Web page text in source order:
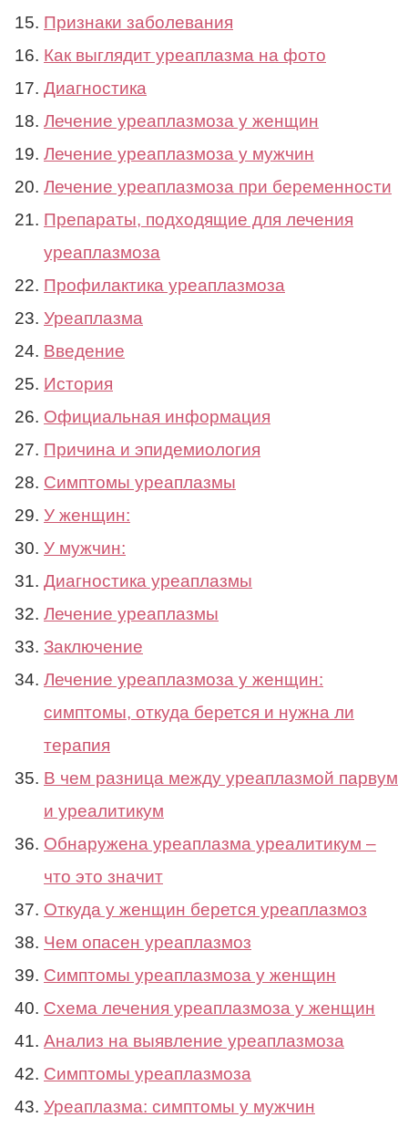
Признаки заболевания
Как выглядит уреаплазма на фото
Диагностика
Лечение уреаплазмоза у женщин
Лечение уреаплазмоза у мужчин
Лечение уреаплазмоза при беременности
Препараты, подходящие для лечения
уреаплазмоза
Профилактика уреаплазмоза
Уреаплазма
Введение
История
Официальная информация
Причина и эпидемиология
Симптомы уреаплазмы
У женщин:
У мужчин:
Диагностика уреаплазмы
Лечение уреаплазмы
Заключение
Лечение уреаплазмоза у женщин:
симптомы, откуда берется и нужна ли
терапия
В чем разница между уреаплазмой парвум
и уреалитикум
Обнаружена уреаплазма уреалитикум –
что это значит
Откуда у женщин берется уреаплазмоз
Чем опасен уреаплазмоз
Симптомы уреаплазмоза у женщин
Схема лечения уреаплазмоза у женщин
Анализ на выявление уреаплазмоза
Симптомы уреаплазмоза
Уреаплазма: симптомы у мужчин